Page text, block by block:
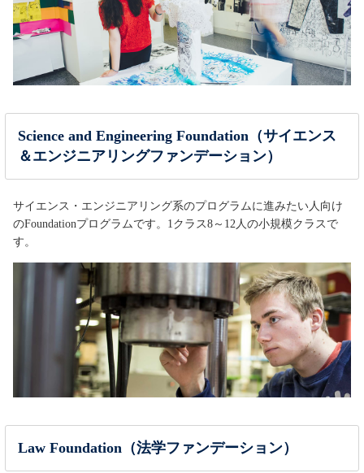
Science and Engineering Foundation（サイエンス
＆エンジニアリングファンデーション）
サイエンス・エンジニアリング系のプログラムに進みたい人向け
のFoundationプログラムです。1クラス8～12人の小規模クラスで
す。
Law Foundation（法学ファンデーション）